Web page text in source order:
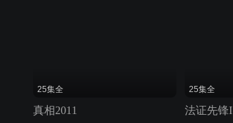
25集全
真相2011
25集全
法证先锋I